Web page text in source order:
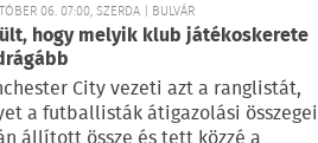
06. 07:00, SZERDA | BULVÁR
hogy melyik klub játékoskerete
City vezeti azt a ranglistát,
a futballisták átigazolási összegei